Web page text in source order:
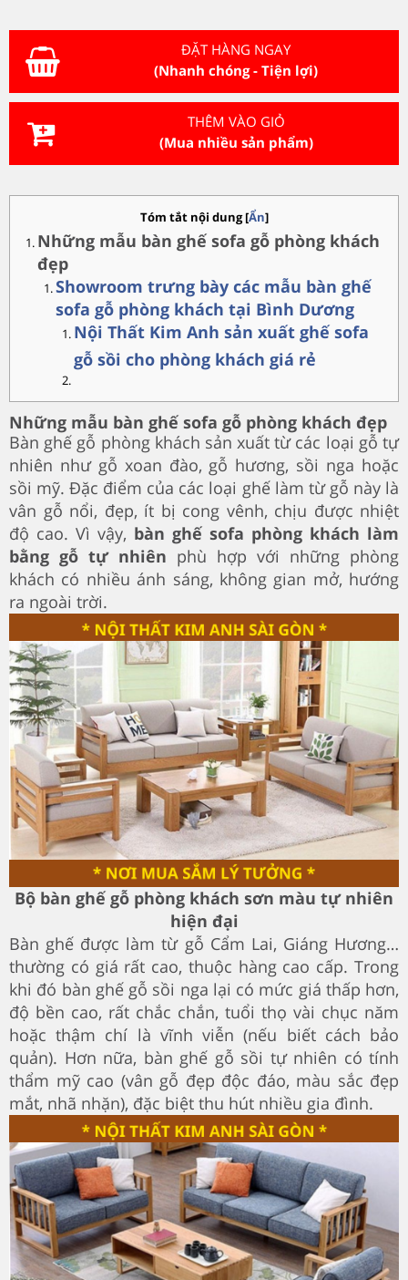
ĐẶT HÀNG NGAY
(Nhanh chóng - Tiện lợi)
THÊM VÀO GIỎ
(Mua nhiều sản phẩm)
Tóm tắt nội dung[Ẩn]
Những mẫu bàn ghế sofa gỗ phòng khách
đẹp
Showroom trưng bày các mẫu bàn ghế
sofa gỗ phòng khách tại Bình Dương
Nội Thất Kim Anh sản xuất ghế sofa
gỗ sồi cho phòng khách giá rẻ
Những mẫu bàn ghế sofa gỗ phòng khách đẹp
Bàn ghế gỗ phòng khách sản xuất từ các loại gỗ tự
nhiên như gỗ xoan đào, gỗ hương, sồi nga hoặc
sồi mỹ. Đặc điểm của các loại ghế làm từ gỗ này là
vân gỗ nổi, đẹp, ít bị cong vênh, chịu được nhiệt
độ cao. Vì vậy, bàn ghế sofa phòng khách làm
bằng gỗ tự nhiên phù hợp với những phòng
khách có nhiều ánh sáng, không gian mở, hướng
ra ngoài trời.
Bộ bàn ghế gỗ phòng khách sơn màu tự nhiên
hiện đại
Bàn ghế được làm từ gỗ Cẩm Lai, Giáng Hương…
thường có giá rất cao, thuộc hàng cao cấp. Trong
khi đó bàn ghế gỗ sồi nga lại có mức giá thấp hơn,
độ bền cao, rất chắc chắn, tuổi thọ vài chục năm
hoặc thậm chí là vĩnh viễn (nếu biết cách bảo
quản). Hơn nữa, bàn ghế gỗ sồi tự nhiên có tính
thẩm mỹ cao (vân gỗ đẹp độc đáo, màu sắc đẹp
mắt, nhã nhặn), đặc biệt thu hút nhiều gia đình.